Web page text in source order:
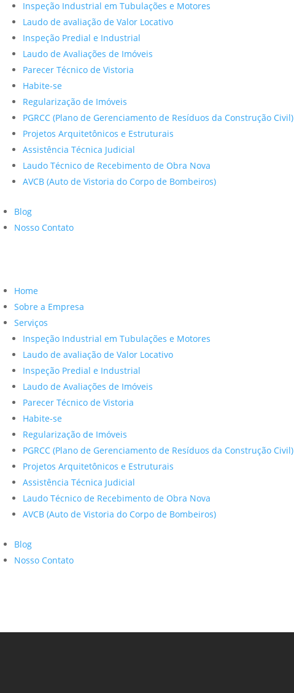
Inspeção Industrial em Tubulações e Motores
Laudo de avaliação de Valor Locativo
Inspeção Predial e Industrial
Laudo de Avaliações de Imóveis
Parecer Técnico de Vistoria
Habite-se
Regularização de Imóveis
PGRCC (Plano de Gerenciamento de Resíduos da Construção Civil)
Projetos Arquitetônicos e Estruturais
Assistência Técnica Judicial
Laudo Técnico de Recebimento de Obra Nova
AVCB (Auto de Vistoria do Corpo de Bombeiros)
Blog
Nosso Contato
Home
Sobre a Empresa
Serviços
Inspeção Industrial em Tubulações e Motores
Laudo de avaliação de Valor Locativo
Inspeção Predial e Industrial
Laudo de Avaliações de Imóveis
Parecer Técnico de Vistoria
Habite-se
Regularização de Imóveis
PGRCC (Plano de Gerenciamento de Resíduos da Construção Civil)
Projetos Arquitetônicos e Estruturais
Assistência Técnica Judicial
Laudo Técnico de Recebimento de Obra Nova
AVCB (Auto de Vistoria do Corpo de Bombeiros)
Blog
Nosso Contato